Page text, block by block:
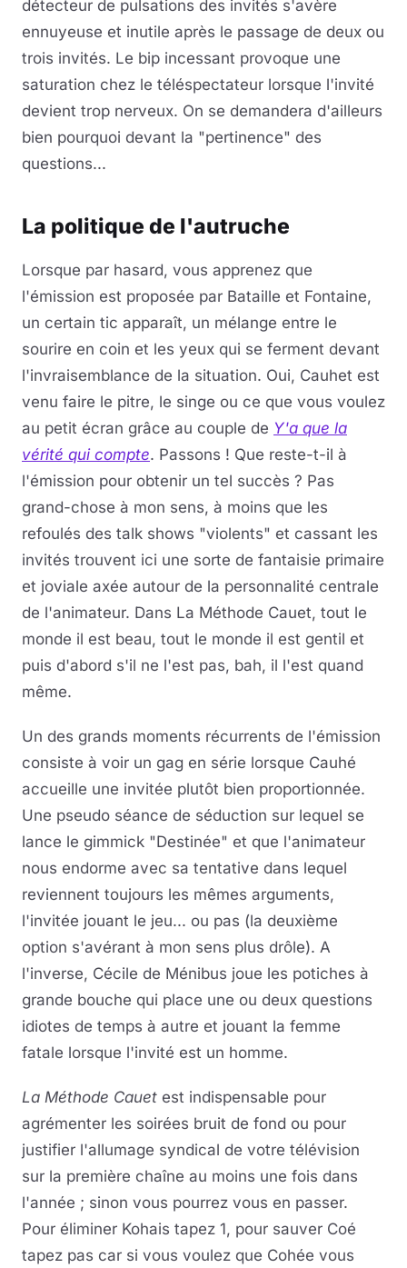
détecteur de pulsations des invités s'avère
ennuyeuse et inutile après le passage de deux ou
trois invités. Le bip incessant provoque une
saturation chez le téléspectateur lorsque l'invité
devient trop nerveux. On se demandera d'ailleurs
bien pourquoi devant la "pertinence" des
questions...
La politique de l'autruche
Lorsque par hasard, vous apprenez que
l'émission est proposée par Bataille et Fontaine,
un certain tic apparaît, un mélange entre le
sourire en coin et les yeux qui se ferment devant
l'invraisemblance de la situation. Oui, Cauhet est
venu faire le pitre, le singe ou ce que vous voulez
au petit écran grâce au couple de Y'a que la
vérité qui compte. Passons ! Que reste-t-il à
l'émission pour obtenir un tel succès ? Pas
grand-chose à mon sens, à moins que les
refoulés des talk shows "violents" et cassant les
invités trouvent ici une sorte de fantaisie primaire
et joviale axée autour de la personnalité centrale
de l'animateur. Dans La Méthode Cauet, tout le
monde il est beau, tout le monde il est gentil et
puis d'abord s'il ne l'est pas, bah, il l'est quand
même.
Un des grands moments récurrents de l'émission
consiste à voir un gag en série lorsque Cauhé
accueille une invitée plutôt bien proportionnée.
Une pseudo séance de séduction sur lequel se
lance le gimmick "Destinée" et que l'animateur
nous endorme avec sa tentative dans lequel
reviennent toujours les mêmes arguments,
l'invitée jouant le jeu... ou pas (la deuxième
option s'avérant à mon sens plus drôle). A
l'inverse, Cécile de Ménibus joue les potiches à
grande bouche qui place une ou deux questions
idiotes de temps à autre et jouant la femme
fatale lorsque l'invité est un homme.
La Méthode Cauet est indispensable pour
agrémenter les soirées bruit de fond ou pour
justifier l'allumage syndical de votre télévision
sur la première chaîne au moins une fois dans
l'année ; sinon vous pourrez vous en passer.
Pour éliminer Kohais tapez 1, pour sauver Coé
tapez pas car si vous voulez que Cohée vous